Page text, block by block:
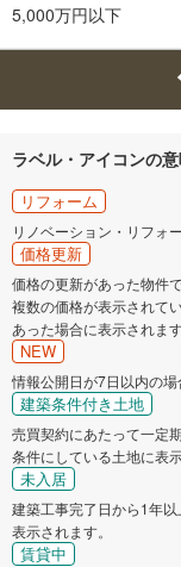
5,000万円以下
ラベル・アイコンの
リフォーム
リノベーション・リフォ
価格更新
価格の更新があった物件で
複数の価格が表示されて
あった場合に表示されます
NEW
情報公開日が7日以内の場
建築条件付き土地
売買契約にあたって一定
条件にしている土地に表示
未入居
建築工事完了日から1年
表示されます。
賃貸中